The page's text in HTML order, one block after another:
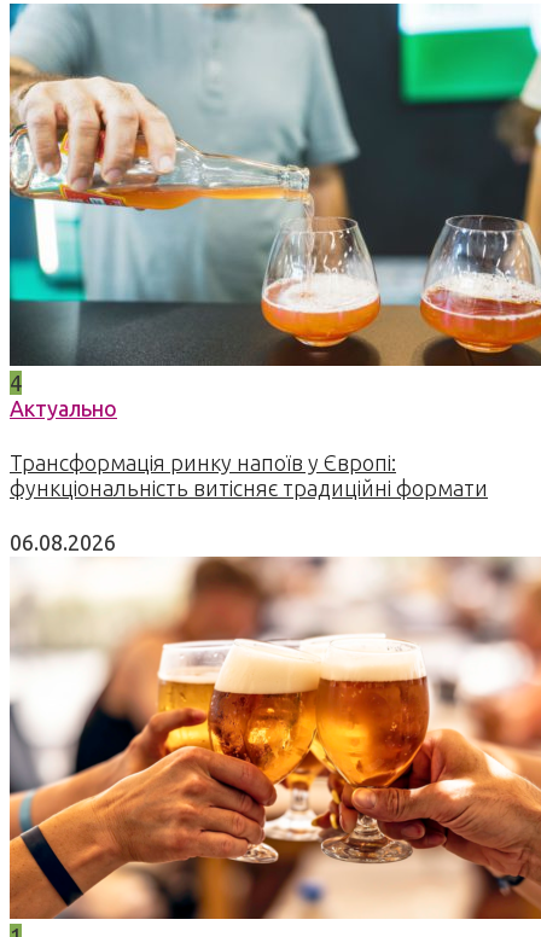
4
Актуально
Трансформація ринку напоїв у Європі:
функціональність витісняє традиційні формати
06.08.2026